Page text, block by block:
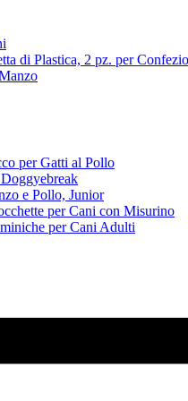
di Plastica, 2 pz. per
per Gatti al Pollo
e Pollo, Junior
per Cani con Misurino
per Cani Adulti